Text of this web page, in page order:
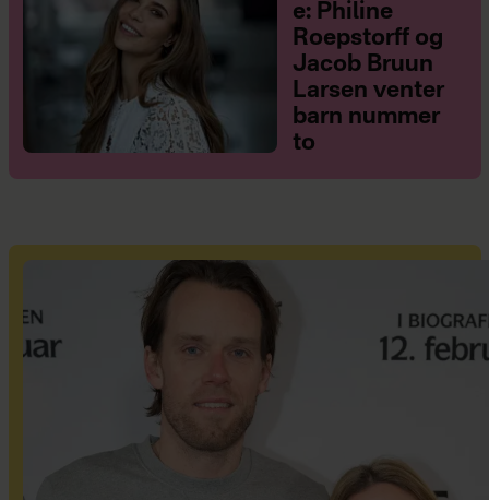
e: Philine
Roepstorff og
Jacob Bruun
Larsen venter
barn nummer
to